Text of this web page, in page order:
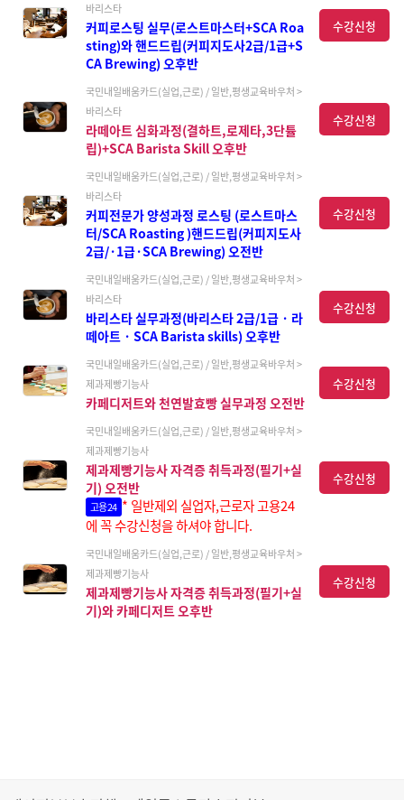
바리스타
커피로스팅 실무(로스트마스터+SCA Roa
sting)와 핸드드립(커피지도사2급/1급+S
CA Brewing) 오후반
수강신청
국민내일배움카드(실업,근로) / 일반,평생교육바우처 >
바리스타
라떼아트 심화과정(결하트,로제타,3단튤
립)+SCA Barista Skill 오후반
수강신청
국민내일배움카드(실업,근로) / 일반,평생교육바우처 >
바리스타
커피전문가 양성과정 로스팅 (로스트마스
터/SCA Roasting )핸드드립(커피지도사
2급/·1급·SCA Brewing) 오전반
수강신청
국민내일배움카드(실업,근로) / 일반,평생교육바우처 >
바리스타
바리스타 실무과정(바리스타 2급/1급 · 라
떼아트 · SCA Barista skills) 오후반
수강신청
국민내일배움카드(실업,근로) / 일반,평생교육바우처 >
제과제빵기능사
카페디저트와 천연발효빵 실무과정 오전반
수강신청
국민내일배움카드(실업,근로) / 일반,평생교육바우처 >
제과제빵기능사
제과제빵기능사 자격증 취득과정(필기+실
기) 오전반
고용24 * 일반제외 실업자,근로자 고용24
에 꼭 수강신청을 하셔야 합니다.
수강신청
국민내일배움카드(실업,근로) / 일반,평생교육바우처 >
제과제빵기능사
제과제빵기능사 자격증 취득과정(필기+실
기)와 카페디저트 오후반
수강신청